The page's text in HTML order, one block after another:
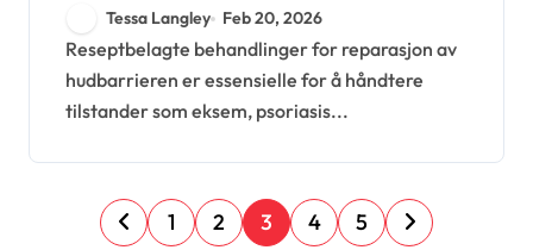
hudbarrieren:
Alternativer, bruk,
Tessa Langley Feb 20, 2026
Reseptbelagte behandlinger for reparasjon av
hudbarrieren er essensielle for å håndtere
tilstander som eksem, psoriasis...
P
1 2 3 4 5